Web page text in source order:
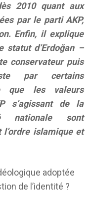
2010 quant aux
par le parti AKP,
Enfin, il explique
statut d’Erdoğan –
conservateurpuis
par certains
que les valeurs
s’agissant de la
nationale sont
islamique et
adoptée
de l’identité ?